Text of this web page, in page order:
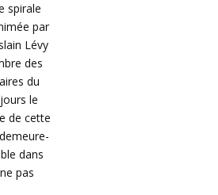
spirale
par
Lévy
des
du
le
de cette
dans
pas